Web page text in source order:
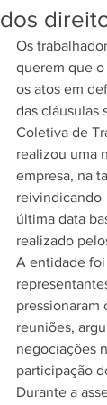
dos
Os
querem que
os atos em
das cláusulas
Coletiva de
realizou uma
empresa, na
reivindicando
última data
realizado
A entidade
pressionaram
reuniões,
negociações
participação
Durante a